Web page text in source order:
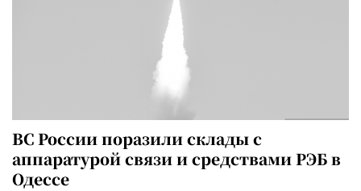
ВС России поразили склады с
аппаратурой связи и средствами РЭБ в
Одессе